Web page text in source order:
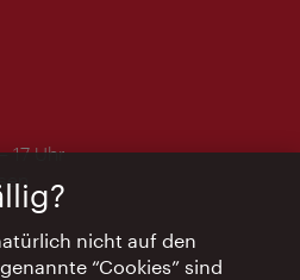
17 Uhr
nicht auf den
“Cookies” sind